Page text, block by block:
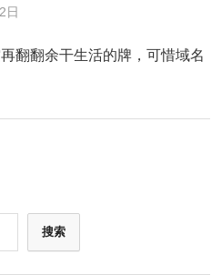
日
翻翻余干生活的牌，可惜域名
搜索